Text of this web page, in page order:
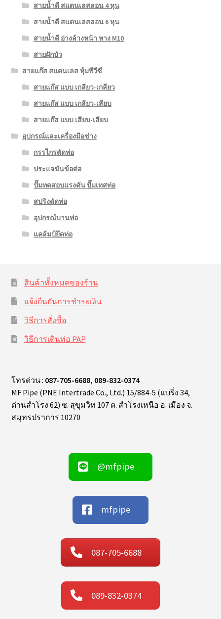
สายน้ำดี สแตนเลสลอน 4 หุน
สายน้ำดี สแตนเลสลอน 6 หุน
สายน้ำดี อ่างล้างหน้า หาง M10
สายฝักบัว
สายแก๊ส สแตนเลส หุ้มพีวีซี
สายแก๊ส แบบ เกลียว-เกลียว
สายแก๊ส แบบ เกลียว-เสียบ
สายแก๊ส แบบ เสียบ-เสียบ
อุปกรณ์และเครื่องมือช่าง
กรรไกรตัดท่อ
ประแจขันข้อต่อ
ปั๊มทดสอบแรงดัน ปั๊มเทสท่อ
สปริงดัดท่อ
อุปกรณ์บานท่อ
แคล้มป์ยึดท่อ
สินค้าทั้งหมดของร้าน
แจ้งยืนยันการชำระเงิน
วิธีการสั่งซื้อ
วิธีการเดินท่อ PAP
โทรด่วน : 087-705-6688, 089-832-0374
MF Pipe (PNE Intertrade Co., Ltd.) 15/884-5 (แบริ่ง 34,
ด่านสำโรง 62) ซ. สุขุมวิท 107 ต. สำโรงเหนือ อ. เมือง จ.
สมุทรปราการ 10270
@mfpipe
mfpipe
087-705-6688
089-832-0374